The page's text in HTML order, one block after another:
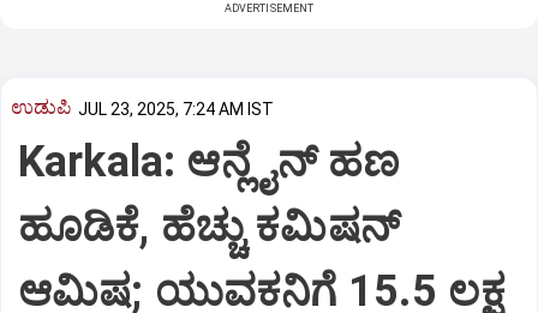
ADVERTISEMENT
ಉಡುಪಿ JUL 23, 2025, 7:24 AM IST
Karkala: ಆನ್ಲೈನ್‌ ಹಣ
ಹೂಡಿಕೆ, ಹೆಚ್ಚು ಕಮಿಷನ್‌
ಆಮಿಷ; ಯುವಕನಿಗೆ 15.5 ಲಕ್ಷ